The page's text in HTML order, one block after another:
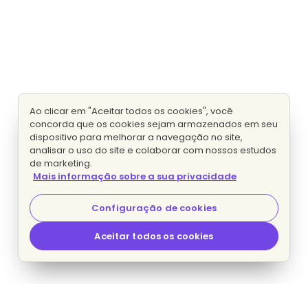
Ao clicar em "Aceitar todos os cookies", você
concorda que os cookies sejam armazenados em seu
dispositivo para melhorar a navegação no site,
analisar o uso do site e colaborar com nossos estudos
de marketing.
Mais informação sobre a sua privacidade
Configuração de cookies
Aceitar todos os cookies